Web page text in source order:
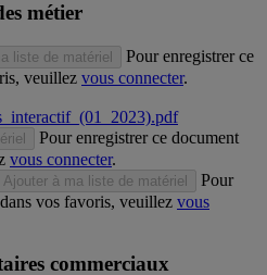
métier
liste de matériel
Pour enregistrer ce
veuillez vous connecter.
Pour enregistrer ce document
vous connecter.
Ajouter à ma liste de matériel
Pour
vos favoris, veuillez vous
commerciaux